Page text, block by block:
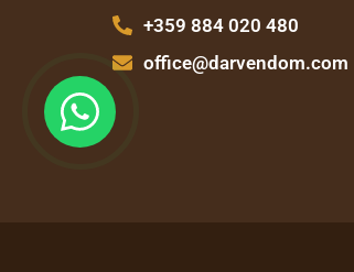
+359 884 020 480
office@darvendom.com